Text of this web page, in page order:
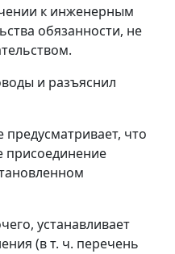
к инженерным
обязанности, не
и разъяснил
предусматривает, что
присоединение
устанавливает
(в т. ч. перечень